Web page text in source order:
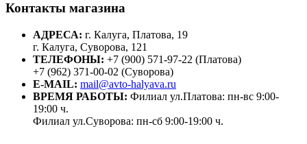
Контакты магазина
АДРЕСА: г. Калуга, Платова, 19
г. Калуга, Суворова, 121
ТЕЛЕФОНЫ: +7 (900) 571-97-22 (Платова)
+7 (962) 371-00-02 (Суворова)
E-MAIL: mail@avto-halyava.ru
ВРЕМЯ РАБОТЫ: Филиал ул.Платова: пн-вс 9:00-
19:00 ч.
Филиал ул.Суворова: пн-сб 9:00-19:00 ч.